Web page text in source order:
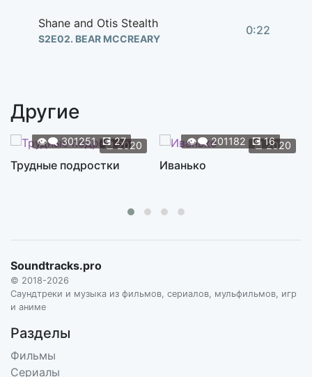
Shane and Otis Stealth
S2E02. BEAR MCCREARY
0:22
I See a Darkness
S2E03. BEAR MCCREARY
S2E03. BEAR MCCREARY
Shane Shaves
S2E03. BEAR MCCREARY
Shane's Reflection
S2E03. BEAR MCCREARY
Другие
📆2020
👁️‍🗨️301251 💽27
Трудные подростки
📆 2020
👁️‍🗨️201182 💽16
Иванько
Soundtracks.pro
© 2018-2026
Саундтреки и музыка из фильмов, сериалов, мульфильмов, игр
и аниме
Разделы
Фильмы
Сериалы